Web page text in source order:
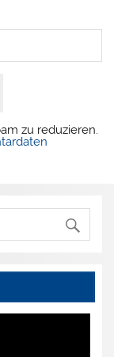
zu reduzieren.